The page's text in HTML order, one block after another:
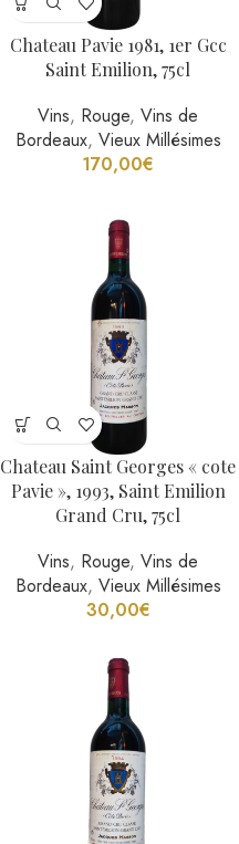
Chateau Pavie 1981, 1er Gcc
Saint Emilion, 75cl
Vins, Rouge, Vins de
Bordeaux, Vieux Millésimes
170,00€
Chateau Saint Georges « cote
Pavie », 1993, Saint Emilion
Grand Cru, 75cl
Vins, Rouge, Vins de
Bordeaux, Vieux Millésimes
30,00€